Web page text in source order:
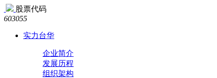
股票代码
603055
实力台华
企业简介
发展历程
组织架构